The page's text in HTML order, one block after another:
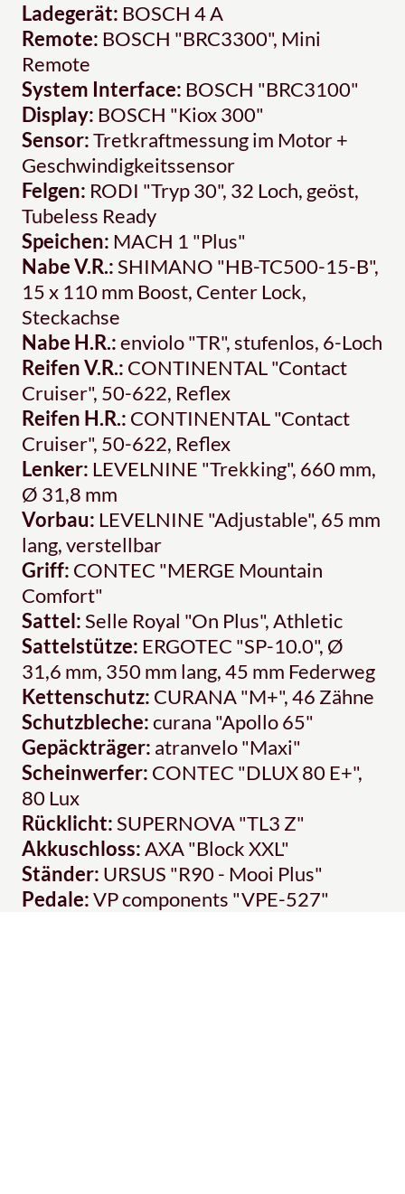
Ladegerät: BOSCH 4 A
Remote: BOSCH "BRC3300", Mini
Remote
System Interface: BOSCH "BRC3100"
Display: BOSCH "Kiox 300"
Sensor:Tretkraftmessung im Motor +
Geschwindigkeitssensor
Felgen: RODI "Tryp 30", 32 Loch, geöst,
Tubeless Ready
Speichen: MACH 1 "Plus"
Nabe V.R.:SHIMANO "HB-TC500-15-B",
15 x 110 mm Boost, Center Lock,
Steckachse
Nabe H.R.:enviolo "TR", stufenlos, 6-Loch
Reifen V.R.: CONTINENTAL "Contact
Cruiser", 50-622, Reflex
Reifen H.R.: CONTINENTAL "Contact
Cruiser", 50-622, Reflex
Lenker: LEVELNINE "Trekking", 660 mm,
Ø 31,8 mm
Vorbau: LEVELNINE "Adjustable", 65 mm
lang, verstellbar
Griff: CONTEC "MERGE Mountain
Comfort"
Sattel:Selle Royal "On Plus", Athletic
Sattelstütze: ERGOTEC "SP-10.0", Ø
31,6 mm, 350 mm lang, 45 mm Federweg
Kettenschutz: CURANA "M+", 46 Zähne
Schutzbleche:curana "Apollo 65"
Gepäckträger: atranvelo "Maxi"
Scheinwerfer: CONTEC "DLUX 80 E+",
80 Lux
Rücklicht:SUPERNOVA "TL3 Z"
Akkuschloss:AXA "Block XXL"
Ständer: URSUS "R90 - Mooi Plus"
Pedale:VP components "VPE-527"